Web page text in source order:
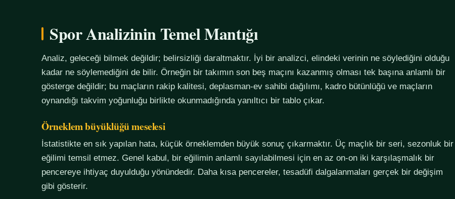
Spor Analizinin Temel Mantığı
Analiz, geleceği bilmek değildir; belirsizliği daraltmaktır. İyi bir analizci, elindeki verinin ne söylediğini olduğu
kadar ne söylemediğini de bilir. Örneğin bir takımın son beş maçını kazanmış olması tek başına anlamlı bir
gösterge değildir; bu maçların rakip kalitesi, deplasman-ev sahibi dağılımı, kadro bütünlüğü ve maçların
oynandığı takvim yoğunluğu birlikte okunmadığında yanıltıcı bir tablo çıkar.
Örneklem büyüklüğü meselesi
İstatistikte en sık yapılan hata, küçük örneklemden büyük sonuç çıkarmaktır. Üç maçlık bir seri, sezonluk bir
eğilimi temsil etmez. Genel kabul, bir eğilimin anlamlı sayılabilmesi için en az on-on iki karşılaşmalık bir
pencereye ihtiyaç duyulduğu yönündedir. Daha kısa pencereler, tesadüfi dalgalanmaları gerçek bir değişim
gibi gösterir.